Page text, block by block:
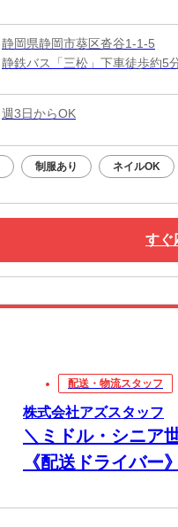
静岡県静岡市葵区沓谷1-1-5
静鉄バス「三松」下車徒歩約5
週3日からOK
制服あり ネイルOK
すぐ
配送・物流スタッフ
株式会社アズスタッフ
＼ミドル・シニア
《配送ドライバ